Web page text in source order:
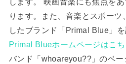
ります。また、音楽とスポーツ
したブランド「Primal Blue」
Primal Blueホームページはこち
バンド「whoareyou??」のベー